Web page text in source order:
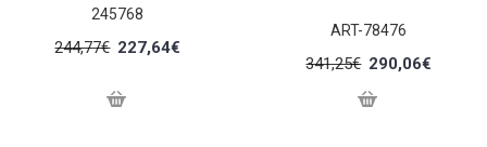
245768
244,77€ 227,64€
ART-78476
341,25€ 290,06€